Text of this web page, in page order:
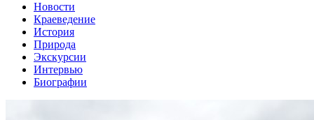
Новости
Краеведение
История
Природа
Экскурсии
Интервью
Биографии